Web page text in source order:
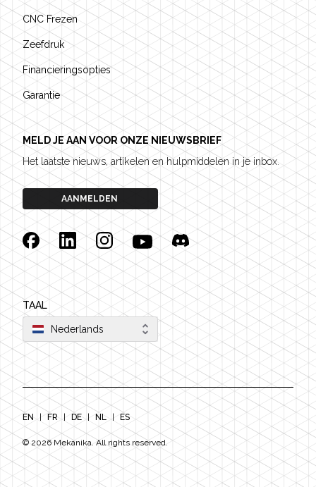
CNC Frezen
Zeefdruk
Financieringsopties
Garantie
MELD JE AAN VOOR ONZE NIEUWSBRIEF
Het laatste nieuws, artikelen en hulpmiddelen in je inbox.
AANMELDEN
FacebookLinkedinInstagramYouTubeDiscord
TAAL
Nederlands
EN FR DE NL ES
© 2026 Mekanika. All rights reserved.